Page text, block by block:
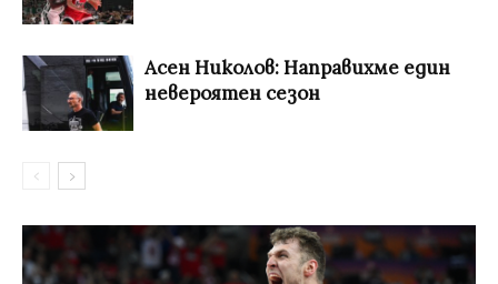
Асен Николов: Направихме един
невероятен сезон